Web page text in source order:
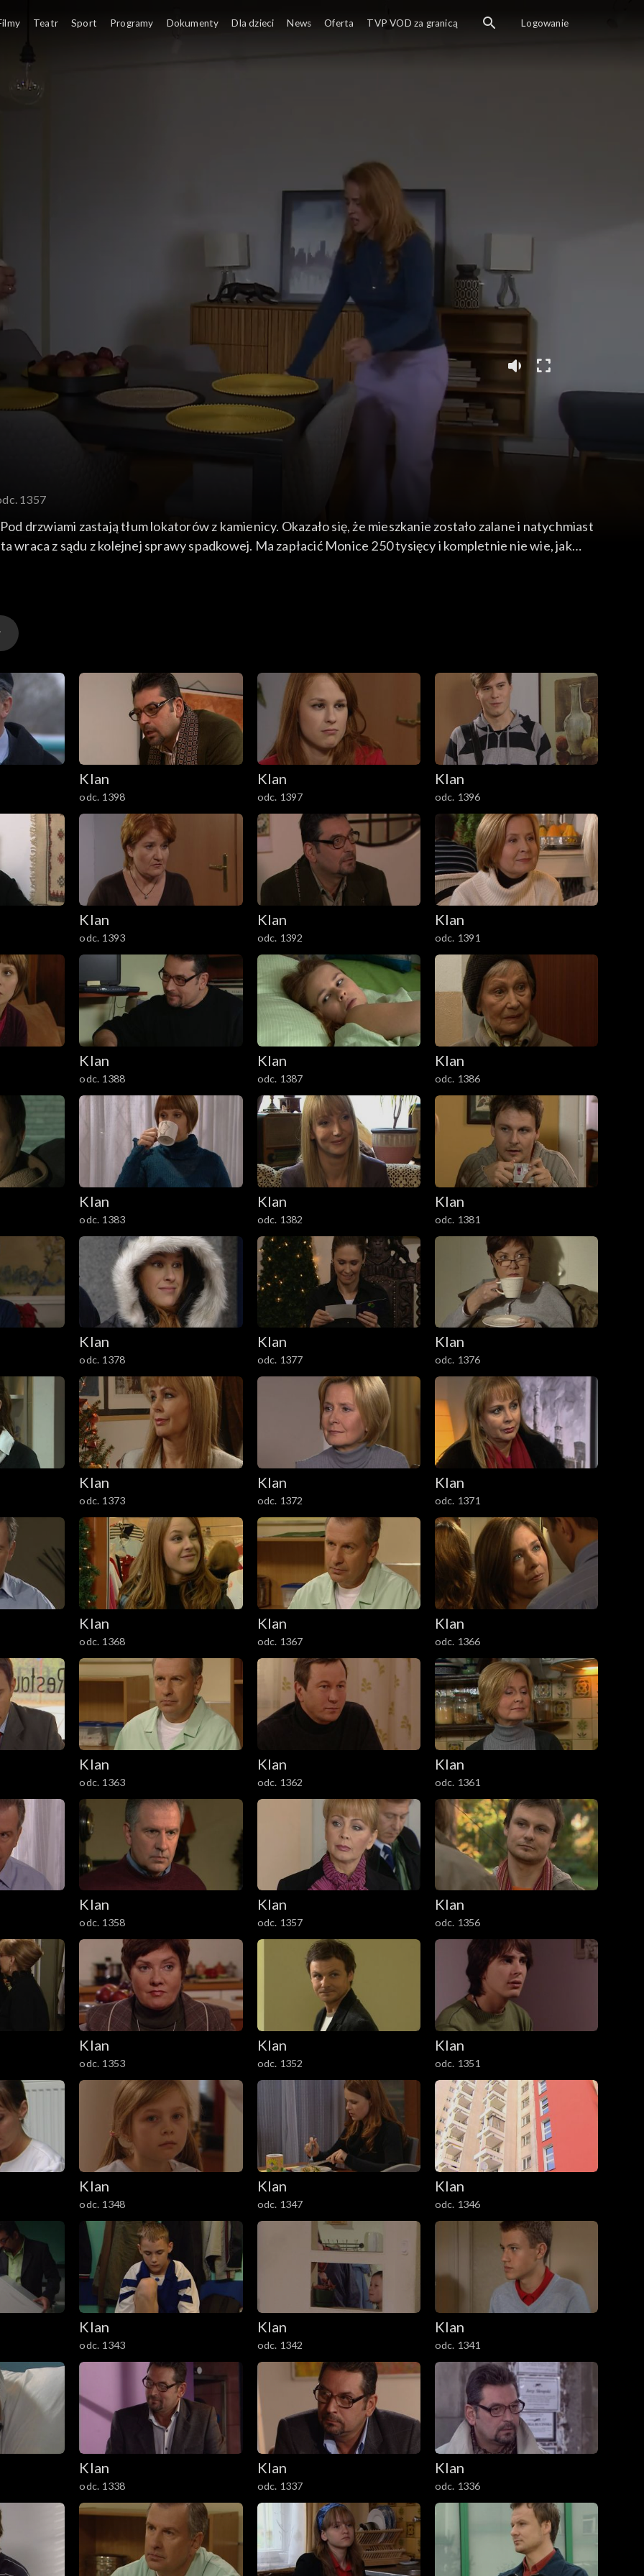
1357
drzwiami zastają tłum lokatorów z kamienicy. Okazało się, że mieszkanie zostało zalane i natychmiast
wraca z sądu z kolejnej sprawy spadkowej. Ma zapłacić Monice 250 tysięcy i kompletnie nie wie, jak
zaczepia Kingę na uczelni i ponawia propozycję małżeństwa.Czesia urządza dzieciom Ryśka
Klan
odc. 1398
Klan
odc. 1397
Klan
odc. 1396
Klan
odc. 1393
Klan
odc. 1392
Klan
odc. 1391
Klan
odc. 1388
Klan
odc. 1387
Klan
odc. 1386
Klan
odc. 1383
Klan
odc. 1382
Klan
odc. 1381
Klan
odc. 1378
Klan
odc. 1377
Klan
odc. 1376
Klan
odc. 1373
Klan
odc. 1372
Klan
odc. 1371
Klan
odc. 1368
Klan
odc. 1367
Klan
odc. 1366
Klan
odc. 1363
Klan
odc. 1362
Klan
odc. 1361
Klan
odc. 1358
Klan
odc. 1357
Klan
odc. 1356
Klan
odc. 1353
Klan
odc. 1352
Klan
odc. 1351
Klan
odc. 1348
Klan
odc. 1347
Klan
odc. 1346
Klan
odc. 1343
Klan
odc. 1342
Klan
odc. 1341
Klan
odc. 1338
Klan
odc. 1337
Klan
odc. 1336
Teatr Sport Programy Dokumenty Dla dzieci News Oferta TVP VOD za granicą Logowanie